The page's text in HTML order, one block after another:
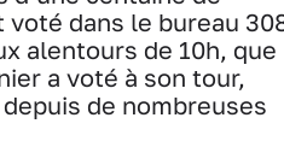
voté dans le bureau
alentours de 10h, que
a voté à son tour,
de nombreuses